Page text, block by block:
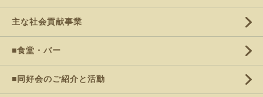
主な社会貢献事業
■食堂・バー
■同好会のご紹介と活動